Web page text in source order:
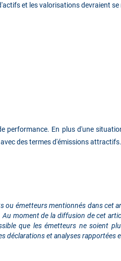
et les valorisations devraient se
performance. En plus d'une
des termes d'émissions attractifs
émetteurs mentionnés dans cet
moment de la diffusion de cet
que les émetteurs ne soient
et analyses rapportées